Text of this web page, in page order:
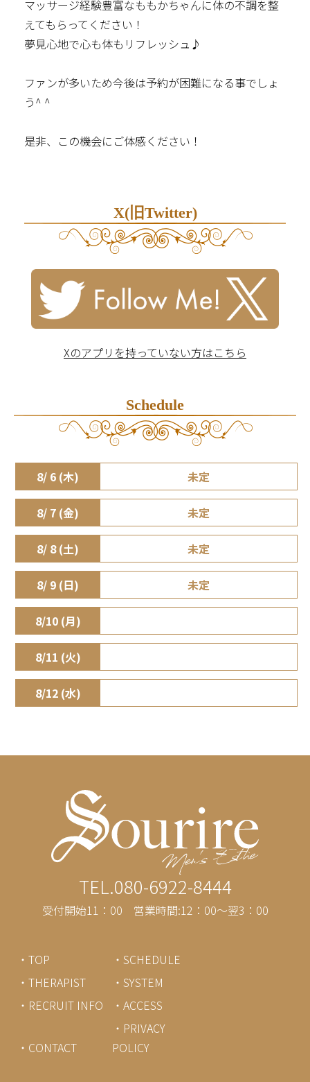
マッサージ経験豊富なももかちゃんに体の不調を整
えてもらってください！
夢見心地で心も体もリフレッシュ♪
ファンが多いため今後は予約が困難になる事でしょ
う^ ^
是非、この機会にご体感ください！
X(旧Twitter)
Xのアプリを持っていない方はこちら
Schedule
8/ 6 (木) 未定
8/ 7 (金) 未定
8/ 8 (土) 未定
8/ 9 (日) 未定
8/10 (月)
8/11 (火)
8/12 (水)
TEL.080-6922-8444
受付開始11：00 営業時間:12：00～翌3：00
・TOP
・SCHEDULE
・THERAPIST
・SYSTEM
・RECRUIT INFO
・ACCESS
・CONTACT
・PRIVACY
POLICY